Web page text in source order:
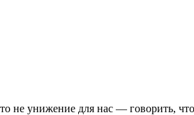
не унижение для нас — говорить,